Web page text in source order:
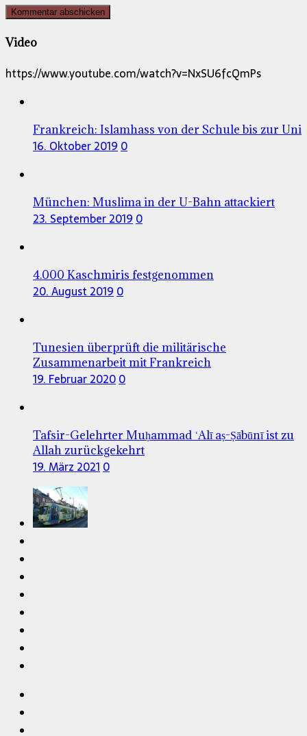
Video
https://www.youtube.com/watch?v=NxSU6fcQmPs
Frankreich: Islamhass von der Schule bis zur Uni
16. Oktober 2019 0
München: Muslima in der U-Bahn attackiert
23. September 2019 0
4.000 Kaschmiris festgenommen
20. August 2019 0
Tunesien überprüft die militärische
Zusammenarbeit mit Frankreich
19. Februar 20200
Tafsir-Gelehrter Muḥammad ʿAlī aṣ-Ṣābūnī ist zu
Allah zurückgekehrt
19. März 2021 0